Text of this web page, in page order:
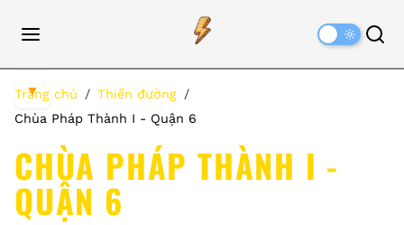
Trang chủ
Thiền đường
Chùa Pháp Thành I - Quận 6
CHÙA PHÁP THÀNH I -
QUẬN 6
▼